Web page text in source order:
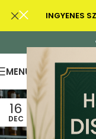
INGYENES
MENU
16
DEC